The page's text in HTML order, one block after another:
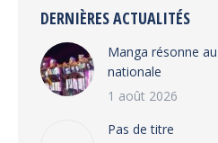
DERNIÈRES ACTUALITÉS
Manga résonne
nationale
1 août 2026
Pas de titre